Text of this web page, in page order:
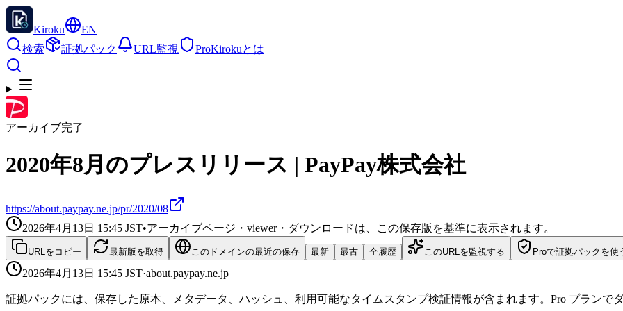
Kiroku
EN
検索
証拠パック URL監視 ProKirokuとは
アーカイブ完了
2020年8月のプレスリリース | PayPay株式会社
https://about.paypay.ne.jp/pr/2020/08
2026年4月13日 15:45 JST•アーカイブページ・viewer・ダウンロードは、この保存版を基準に表示されます。
URLをコピー 最新版を取得 このドメインの最近の保存 最新 最古 全履歴 このURLを監視する Proで証拠パックを使
2026年4月13日 15:45 JST·about.paypay.ne.jp
証拠パックには、保存した原本、メタデータ、ハッシュ、利用可能なタイムスタンプ検証情報が含まれます。Pro プランで